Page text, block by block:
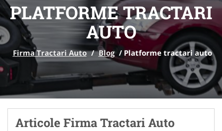
PLATFORME TRACTARI
AUTO
Firma Tractari Auto / Blog / Platforme tractari auto
Articole Firma Tractari Auto